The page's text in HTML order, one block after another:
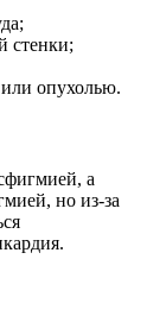
стенки;
опухолью.
а
но из-за